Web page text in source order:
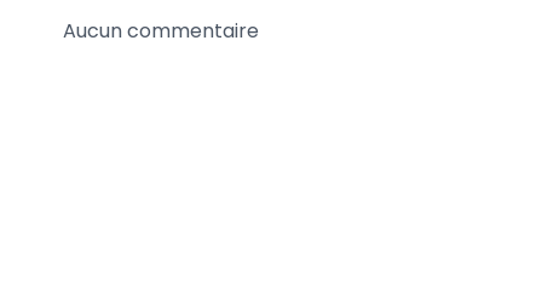
Aucun commentaire